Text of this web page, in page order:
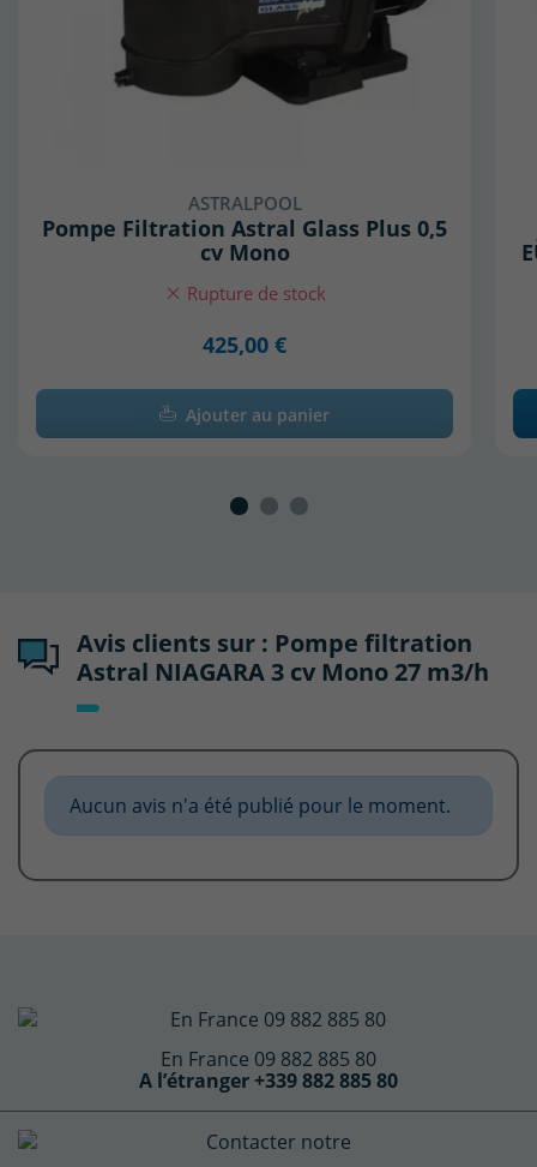
ASTRALPOOL
Pompe Filtration Astral Glass Plus 0,5
cv Mono
Rupture de stock
425,00 €
Ajouter au panier
Avis clients sur : Pompe filtration
Astral NIAGARA 3 cv Mono 27 m3/h
Aucun avis n'a été publié pour le moment.
En France 09 882 885 80
A l’étranger +339 882 885 80